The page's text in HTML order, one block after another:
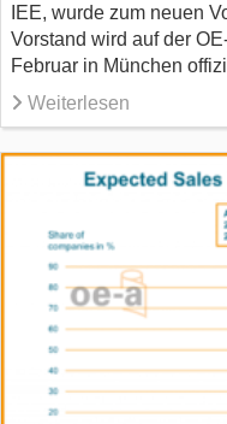
IEE, wurde zum neuen
Vorstand wird auf der
Februar in München
Weiterlesen